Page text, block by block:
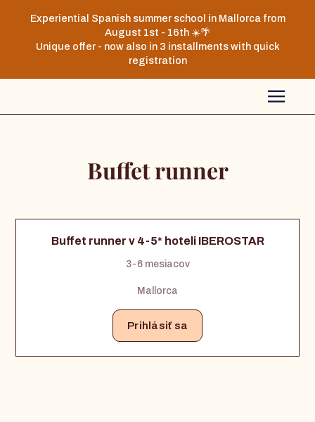
Experiential Spanish summer school in Mallorca from
August 1st - 16th ☀️🌴
Unique offer - now also in 3 installments with quick
registration
Buffet runner
Buffet runner v 4-5* hoteli IBEROSTAR
3-6 mesiacov
Mallorca
Prihlásiť sa